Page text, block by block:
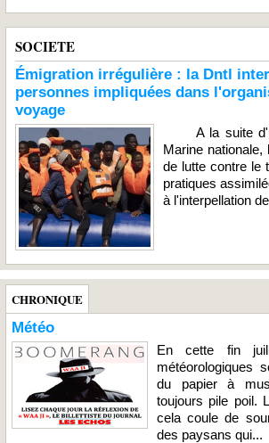
SOCIETE
Émigration irrégulière : la Dntl
personnes impliquées dans
voyage
A la suite
Marine nationale,
de lutte contre le
pratiques
à l'interpellation
CHRONIQUE
Météo
En cette fin
météorologiques
du papier à
toujours pile poil.
cela coule de
des paysans qui...